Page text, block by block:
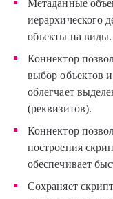
Метаданные
иерархического
объекты на виды.
Коннектор
выбор объектов
облегчает
(реквизитов).
Коннектор
построения
обеспечивает
Сохраняет